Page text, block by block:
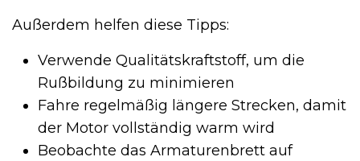
Außerdem helfen diese Tipps:
Verwende Qualitätskraftstoff, um die
Rußbildung zu minimieren
Fahre regelmäßig längere Strecken, damit
der Motor vollständig warm wird
Beobachte das Armaturenbrett auf